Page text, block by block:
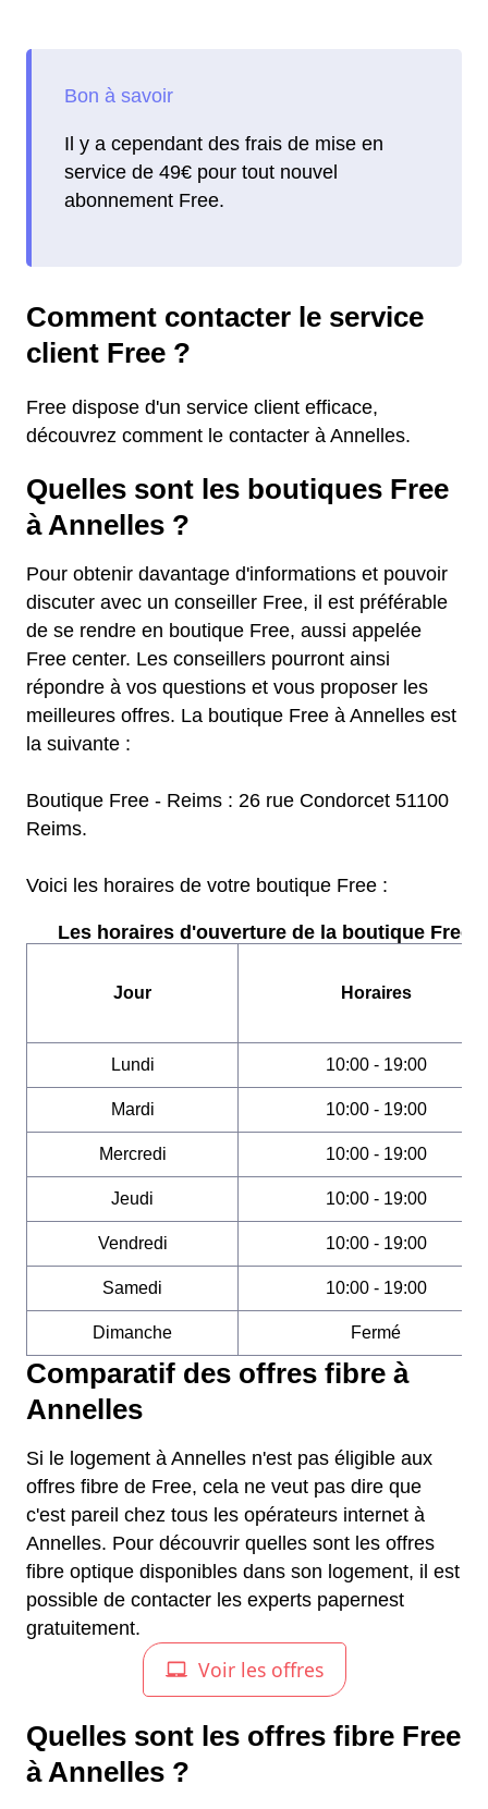
Il y a cependant des frais de mise en
service de 49€ pour tout nouvel
abonnement Free.
Comment contacter le service
client Free ?
Free dispose d'un service client efficace,
découvrez comment le contacter à Annelles.
Quelles sont les boutiques Free
à Annelles ?
Pour obtenir davantage d'informations et pouvoir
discuter avec un conseiller Free, il est préférable
de se rendre en boutique Free, aussi appelée
Free center. Les conseillers pourront ainsi
répondre à vos questions et vous proposer les
meilleures offres. La boutique Free à Annelles est
la suivante :
Boutique Free - Reims : 26 rue Condorcet 51100
Reims.
Voici les horaires de votre boutique Free :
Les horaires d'ouverture de la boutique Free :
Jour Horaires
Lundi 10:00 - 19:00
Mardi 10:00 - 19:00
Mercredi 10:00 - 19:00
Jeudi 10:00 - 19:00
Vendredi 10:00 - 19:00
Samedi 10:00 - 19:00
Dimanche Fermé
Comparatif des offres fibre à
Annelles
Si le logement à Annelles n'est pas éligible aux
offres fibre de Free, cela ne veut pas dire que
c'est pareil chez tous les opérateurs internet à
Annelles. Pour découvrir quelles sont les offres
fibre optique disponibles dans son logement, il est
possible de contacter les experts papernest
gratuitement.
Quelles sont les offres fibre Free
à Annelles ?